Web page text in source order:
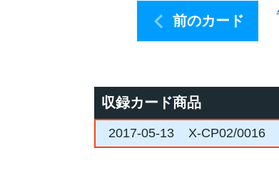
前のカード
収録カード商品
2017-05-13 X-CP02/0016